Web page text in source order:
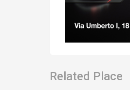
Related Place